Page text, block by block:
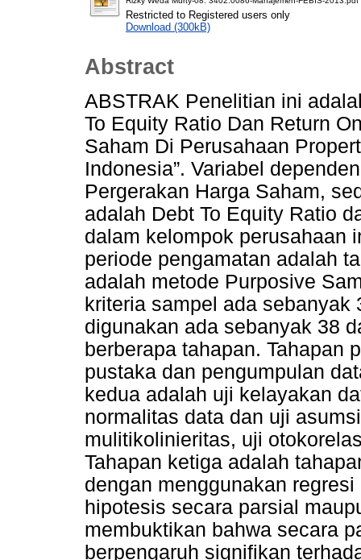
Restricted to Registered users only
Download (300kB)
Abstract
ABSTRAK Penelitian ini
To Equity Ratio Dan Return
Saham Di Perusahaan
Indonesia”. Variabel
Pergerakan Harga Saham,
adalah Debt To Equity Ratio
dalam kelompok perusahaan
periode pengamatan adalah
adalah metode Purposive
kriteria sampel ada
digunakan ada sebanyak 38
berberapa tahapan. Tahapan
pustaka dan pengumpulan
kedua adalah uji kelayakan
normalitas data dan uji
mulitikolinieritas, uji
Tahapan ketiga adalah
dengan menggunakan
hipotesis secara parsial
membuktikan bahwa secara
berpengaruh signifikan